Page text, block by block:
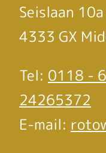
Seislaan 10a
4333 GX
Tel: 0118 -
24265372
E-mail: